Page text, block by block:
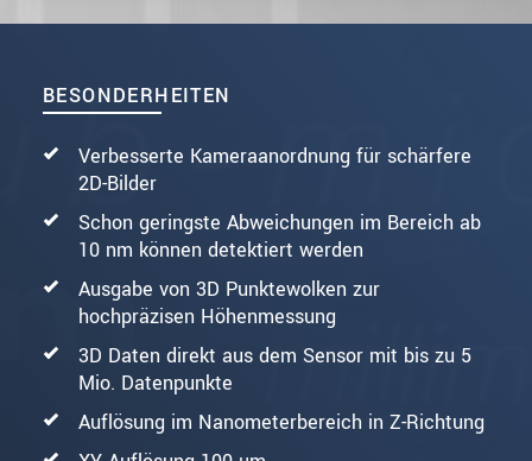
BESONDERHEITEN
Verbesserte Kameraanordnung für schärfere
2D-Bilder
Schon geringste Abweichungen im Bereich ab
10 nm können detektiert werden
Ausgabe von 3D Punktewolken zur
hochpräzisen Höhenmessung
3D Daten direkt aus dem Sensor mit bis zu 5
Mio. Datenpunkte
Auflösung im Nanometerbereich in Z-Richtung